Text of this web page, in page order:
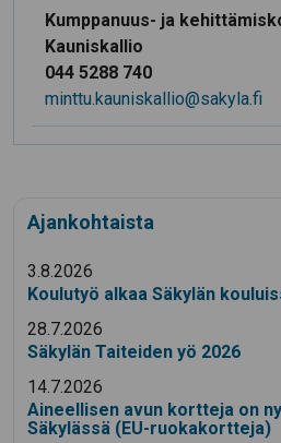
Kumppanuus- ja
Kauniskallio
044 5288 740
minttu.kauniskallio@sakyla.fi
Ajankohtaista
3.8.2026
Koulutyö alkaa Säkylän
28.7.2026
Säkylän Taiteiden yö 2026
14.7.2026
Aineellisen avun kortteja on
Säkylässä (EU-ruokakortteja)